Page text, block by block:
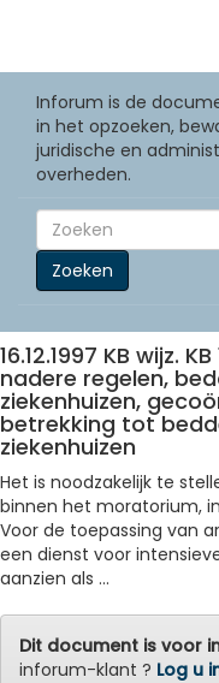
Inforum is de
in het opzoeken,
juridische en
overheden.
Zoeken
16.12.1997 KB wijz.
nadere regelen,
ziekenhuizen,
betrekking tot
ziekenhuizen
Het is noodzakelijk te
binnen het moratorium,
Voor de toepassing van
een dienst voor
aanzien als ...
Dit document is voor
inforum-klant ? Log u